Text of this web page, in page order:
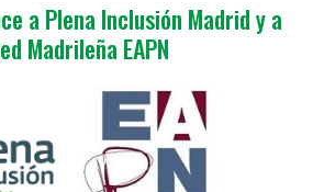
a Plena Inclusión Madrid y a
Madrileña EAPN